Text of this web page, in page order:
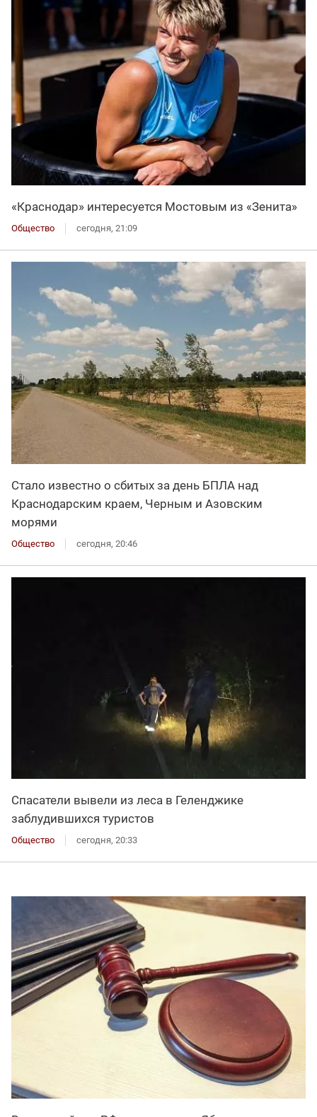
«Краснодар» интересуется Мостовым из «Зенита»
Общество сегодня, 21:09
Стало известно о сбитых за день БПЛА над
Краснодарским краем, Черным и Азовским
морями
Общество сегодня, 20:46
Спасатели вывели из леса в Геленджике
заблудившихся туристов
Общество сегодня, 20:33